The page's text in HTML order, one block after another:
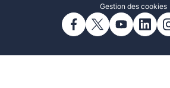
Gestion des cookies